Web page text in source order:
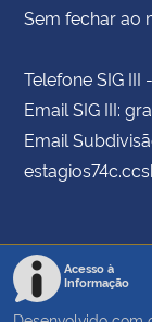
Sem fechar ao
Telefone SIG
Email SIG III:
Email
Acesso à
Informação